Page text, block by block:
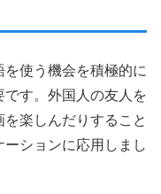
使う機会を積極的に
す。外国人の友人を
楽しんだりすること
ションに応用しまし